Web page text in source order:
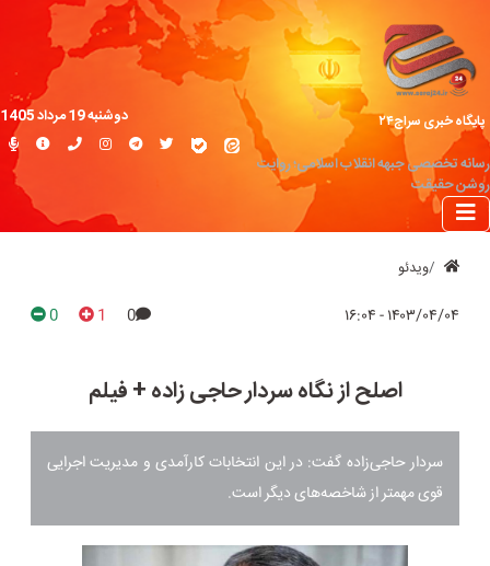
پایگاه خبری سراج۲۴
رسانه تخصصی جبهه انقلاب اسلامی؛ روایت
روشن حقیقت
دوشنبه 19 مرداد 1405
ویدئو
۱۴۰۳/۰۴/۰۴ - ۱۶:۰۴ 0
1
0
اصلح از نگاه سردار حاجی زاده + فیلم
سردار حاجی‌زاده گفت: در این انتخابات کارآمدی و مدیریت اجرایی
قوی مهمتر از شاخصه‌های دیگر است.